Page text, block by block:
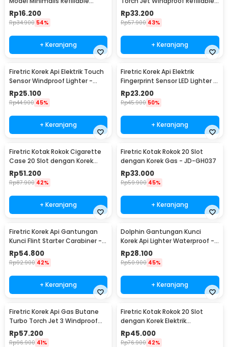
Lighter - ZR006
Rp16.200
Rp34.900 54%
+ Keranjang
Lighter - HB851
Rp33.200
Rp57.900 43%
+ Keranjang
Firetric Korek Api Elektrik Touch
Sensor Windproof Lighter -
JL706
Rp25.100
Rp44.900 45%
+ Keranjang
Firetric Korek Api Elektrik
Fingerprint Sensor LED Lighter -
MG-517
Rp23.200
Rp45.900 50%
+ Keranjang
Firetric Kotak Rokok Cigarette
Case 20 Slot dengan Korek
Elektrik - JD-YH073
Rp51.200
Rp87.900 42%
+ Keranjang
Firetric Kotak Rokok 20 Slot
dengan Korek Gas - JD-GH037
Rp33.000
Rp59.900 45%
+ Keranjang
Firetric Korek Api Gantungan
Kunci Flint Starter Carabiner -
BCK2-666
Rp54.800
Rp92.900 42%
+ Keranjang
Dolphin Gantungan Kunci
Korek Api Lighter Waterproof -
1989
Rp28.100
Rp50.900 45%
+ Keranjang
Firetric Korek Api Gas Butane
Turbo Torch Jet 3 Windproof
Lighter - PE-979
Rp57.200
Rp96.900 41%
Firetric Kotak Rokok 20 Slot
dengan Korek Elektrik
Pyrotechnic - JD-YH048
Rp45.000
Rp76.900 42%